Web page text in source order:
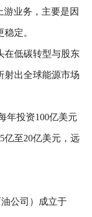
游业务，主要是因
定。
在低碳转型与股东
射出全球能源市场
年投资100亿美元
亿至20亿美元，远
公司）成立于